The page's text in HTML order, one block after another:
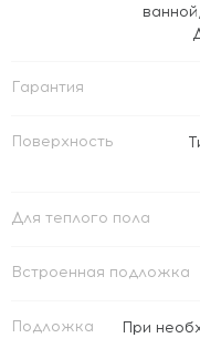
ванной,
Гарантия
Поверхность
Для теплого пола
Встроенная подложка
Подложка
При